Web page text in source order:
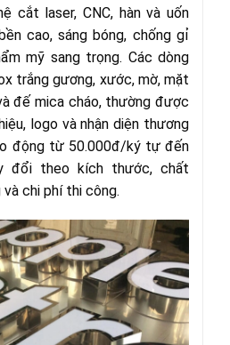
cắt laser, CNC, hàn và uốn
cao, sáng bóng, chống gỉ
mỹ sang trọng. Các dòng
trắng gương, xước, mờ, mặt
đế mica cháo, thường được
logo và nhận diện thương
động từ 50.000đ/ký tự đến
đổi theo kích thước, chất
chi phí thi công.